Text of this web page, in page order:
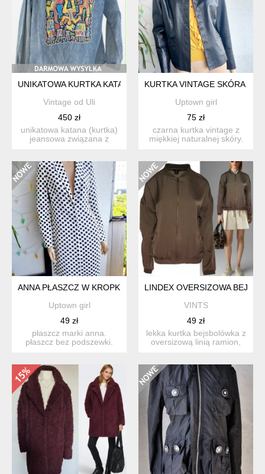
UNIKATOWA KURTKA KATANA JEANSOWA WOŚP RĘCZNIE
Vintage od Uli
450 zł
unikatowa katana (kurtka)
jeansowa związana z
KURTKA VINTAGE SKÓRA
Uptown girl
75 zł
czarna kurtka vintage z
miękkiej naturalnej skóry.
ANNA PŁASZCZ W KROPKI
Uptown girl
49 zł
płaszcz marki anna.
płaszcz bez podszewki.
LINDEX OVERSIZOWA
VINTS
49 zł
lekka kurtka bejsbolówka z
oversizową linią ramion,